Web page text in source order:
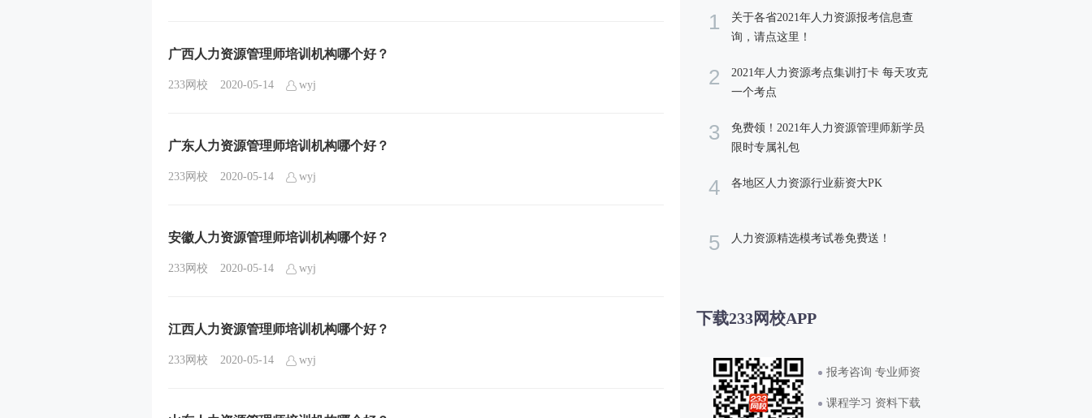
广西人力资源管理师培训机构哪个好？
233网校 2020-05-14 wyj
广东人力资源管理师培训机构哪个好？
233网校 2020-05-14 wyj
安徽人力资源管理师培训机构哪个好？
233网校 2020-05-14 wyj
江西人力资源管理师培训机构哪个好？
233网校 2020-05-14 wyj
1
关于各省2021年人力资源报考信息查
询，请点这里！
2
2021年人力资源考点集训打卡 每天攻克
一个考点
3
免费领！2021年人力资源管理师新学员
限时专属礼包
4 各地区人力资源行业薪资大PK
5 人力资源精选模考试卷免费送！
下载233网校APP
报考咨询 专业师资
课程学习 资料下载